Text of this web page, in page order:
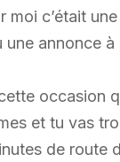
moi c’était
une annonce
cette occasion
et tu vas
de route